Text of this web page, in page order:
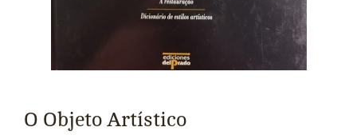
O Objeto Artístico